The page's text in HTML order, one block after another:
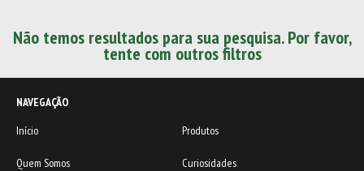
Não temos resultados para sua pesquisa. Por favor,
tente com outros filtros
NAVEGAÇÃO
Início
Produtos
Quem Somos Curiosidades